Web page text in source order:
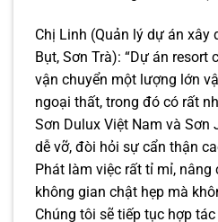
Chị Linh (Quản lý dự án xây
Bụt, Sơn Trà): “Dự án resort
vận chuyển một lượng lớn
ngoại thất, trong đó có rất
Sơn Dulux Việt Nam và Sơn
dễ vỡ, đòi hỏi sự cẩn thận
Phát làm việc rất tỉ mỉ, nâng
không gian chật hẹp mà
Chúng tôi sẽ tiếp tục hợp